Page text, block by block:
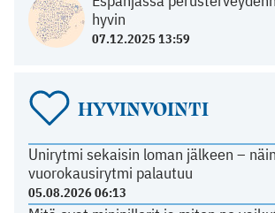
hyvin
07.12.2025 13:59
HYVINVOINTI
Unirytmi sekaisin loman jälkeen – näin
vuorokausirytmi palautuu
05.08.2026 06:13